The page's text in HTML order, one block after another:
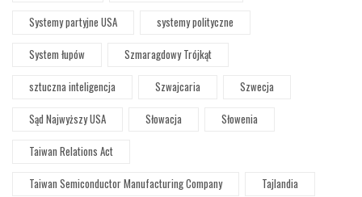
Systemy partyjne USA
systemy polityczne
System łupów
Szmaragdowy Trójkąt
sztuczna inteligencja
Szwajcaria
Szwecja
Sąd Najwyższy USA
Słowacja
Słowenia
Taiwan Relations Act
Taiwan Semiconductor Manufacturing Company
Tajlandia